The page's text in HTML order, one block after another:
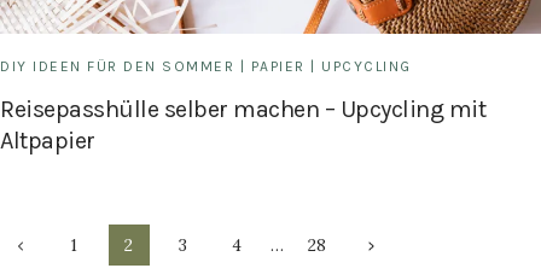
DIY IDEEN FÜR DEN SOMMER PAPIER UPCYCLING
Reisepasshülle selber machen – Upcycling mit
Altpapier
Seitennavigation
Vorherige
1 2 3 4 … 28
Nächste